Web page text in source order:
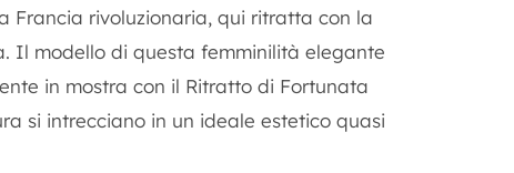
rivoluzionaria, qui ritratta con la
Il modello di questa femminilità elegante
in mostra con il Ritratto di Fortunata
si intrecciano in un ideale estetico quasi